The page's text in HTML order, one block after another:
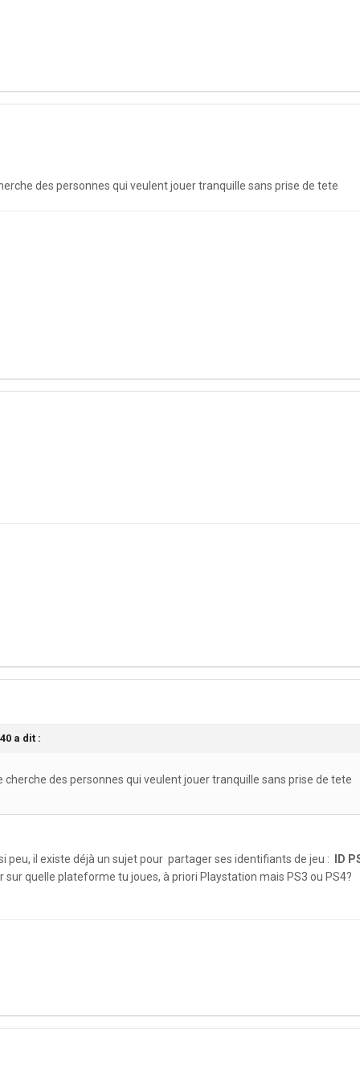
des personnes qui veulent jouer tranquille sans prise de tete
a dit :
cherche des personnes qui veulent jouer tranquille sans prise de tete
peu, il existe déjà un sujet pour partager ses identifiants de jeu : ID
quelle plateforme tu joues, à priori Playstation mais PS3 ou PS4?